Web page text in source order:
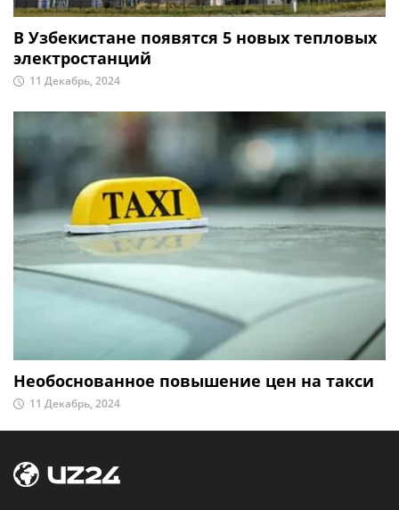
В Узбекистане появятся 5 новых тепловых
электростанций
11 Декабрь, 2024
Необоснованное повышение цен на такси
11 Декабрь, 2024